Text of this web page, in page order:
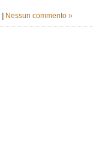
Nessun commento »